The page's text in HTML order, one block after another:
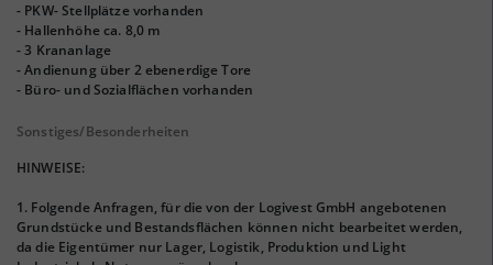
- PKW- Stellplätze vorhanden
- Hallenhöhe ca. 8,0 m
- 3 Krananlage
- Andienung über 2 ebenerdige Tore
- Büro- und Sozialflächen vorhanden
Sonstiges/Besonderheiten
HINWEISE:
1. Folgende Anfragen, für die von der Logivest GmbH angebotenen
Grundstücke und Bestandsflächen können nicht bearbeitet werden,
da die Eigentümer nur Lager, Logistik, Produktion und Light